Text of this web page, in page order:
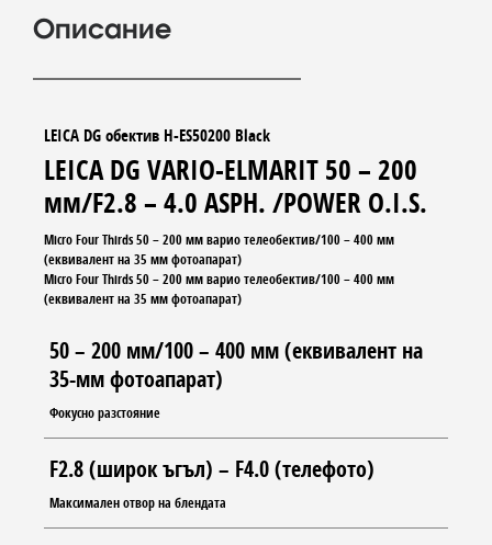
Описание
LEICA DG обектив H-ES50200 Black
LEICA DG VARIO-ELMARIT 50 – 200
мм/F2.8 – 4.0 ASPH. /POWER O.I.S.
Micro Four Thirds 50 – 200 мм варио телеобектив/100 – 400 мм
(еквивалент на 35 мм фотоапарат)
Micro Four Thirds 50 – 200 мм варио телеобектив/100 – 400 мм
(еквивалент на 35 мм фотоапарат)
50 – 200 мм/100 – 400 мм (еквивалент на
35-мм фотоапарат)
Фокусно разстояние
F2.8 (широк ъгъл) – F4.0 (телефото)
Максимален отвор на блендата